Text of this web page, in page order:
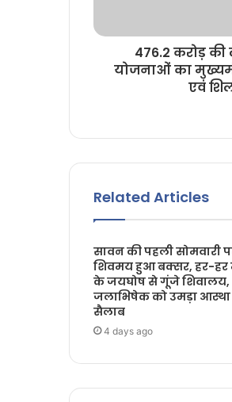
476.2 करोड़
योजनाओं का
एवं
Related Articles
सावन की पहली सोमवारी
शिवमय हुआ बक्सर, हर-हर
के जयघोष से गूंजे शिवालय,
जलाभिषेक को उमड़ा
सैलाब
4 days ago